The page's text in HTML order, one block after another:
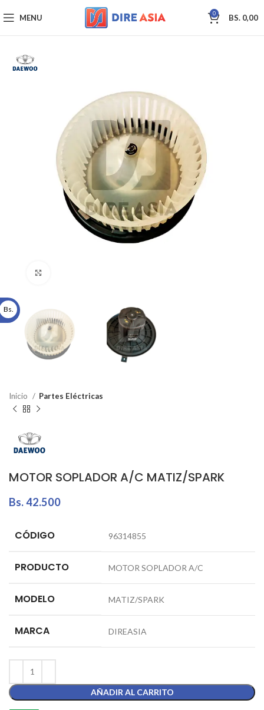
MENU 0 BS. 0,00
Inicio Partes Eléctricas
MOTOR SOPLADOR A/C MATIZ/SPARK
Bs.42.500
CÓDIGO 96314855
PRODUCTO MOTOR SOPLADOR A/C
MODELO MATIZ/SPARK
MARCA DIREASIA
AÑADIR AL CARRITO
Bs.